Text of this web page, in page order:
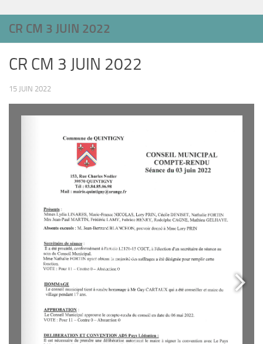
CR CM 3 JUIN 2022
CR CM 3 JUIN 2022
15 JUIN 2022